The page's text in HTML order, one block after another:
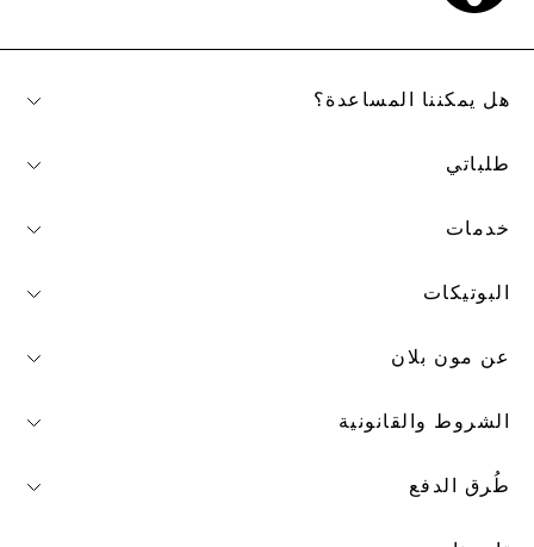
طُرق الدفع
هل يمكننا المساعدة؟
طلباتي
خدمات
البوتيكات
عن مون بلان
الشروط والقانونية